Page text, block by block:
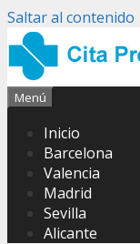
Saltar al contenido
Menú
Inicio
Barcelona
Valencia
Madrid
Sevilla
Alicante